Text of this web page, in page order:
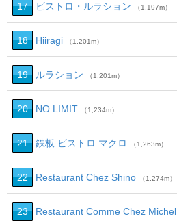
17 ビストロ・ルラション （1,197m）
18 Hiiragi （1,201m）
19 ルラション （1,201m）
20 NO LIMIT （1,234m）
21 鉄板 ビストロ マクロ （1,263m）
22 Restaurant Chez Shino （1,274m）
23 Restaurant Comme Chez Michel